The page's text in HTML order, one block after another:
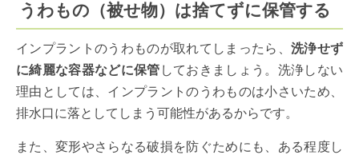
うわもの（被せ物）は捨てずに保管する
インプラントのうわものが取れてしまったら、 洗浄せず
に綺麗な容器などに保管 しておきましょう。洗浄しない
理由としては、インプラントのうわものは小さいため、
排水口に落としてしまう可能性があるからです。
また、変形やさらなる破損を防ぐためにも、ある程度し